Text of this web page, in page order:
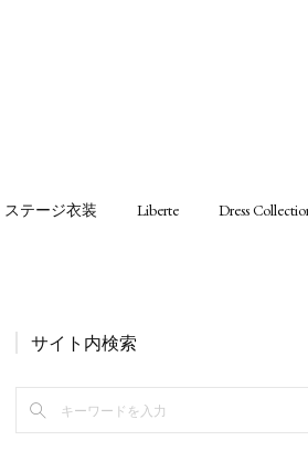
ステージ衣装 Liberte Dress
サイト内検索